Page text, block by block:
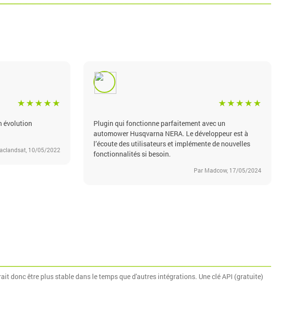
évolution
10/05/2022
Plugin qui fonctionne parfaitement avec un
automower Husqvarna NERA. Le développeur est à
l’écoute des utilisateurs et implémente de nouvelles
fonctionnalités si besoin.
Par Madcow, 17/05/2024
donc être plus stable dans le temps que d'autres intégrations. Une clé API (gratuite)